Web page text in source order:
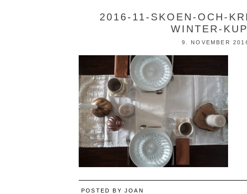
2016-11-SKOEN-OCH-
WINTER-
9. NOVEMBER
POSTED BY JOAN